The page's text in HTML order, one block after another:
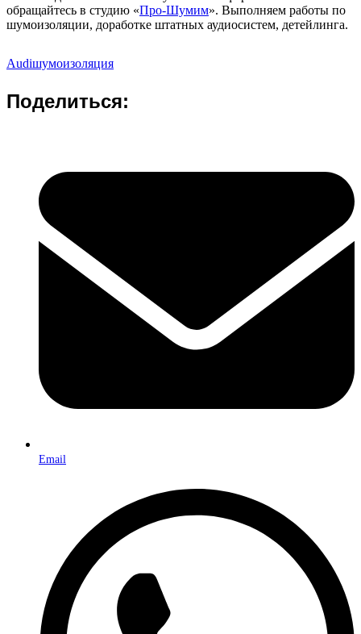
обращайтесь в студию «Про-Шумим». Выполняем работы по
шумоизоляции, доработке штатных аудиосистем, детейлинга.
Audiшумоизоляция
Поделиться:
Email